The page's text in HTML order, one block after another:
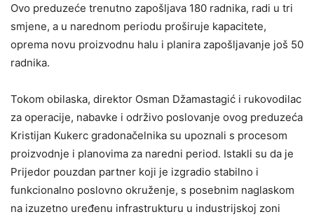
Ovo preduzeće trenutno zapošljava 180 radnika, radi u tri
smjene, a u narednom periodu proširuje kapacitete,
oprema novu proizvodnu halu i planira zapošljavanje još 50
radnika.
Tokom obilaska, direktor Osman Džamastagić i rukovodilac
za operacije, nabavke i održivo poslovanje ovog preduzeća
Kristijan Kukerc gradonačelnika su upoznali s procesom
proizvodnje i planovima za naredni period. Istakli su da je
Prijedor pouzdan partner koji je izgradio stabilno i
funkcionalno poslovno okruženje, s posebnim naglaskom
na izuzetno uređenu infrastrukturu u industrijskoj zoni